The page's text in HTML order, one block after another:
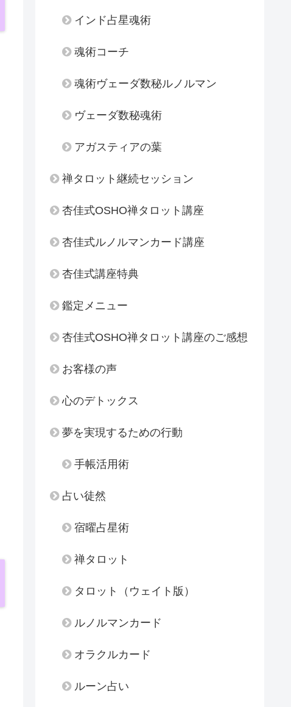
インド占星魂術
魂術コーチ
魂術ヴェーダ数秘ルノルマン
ヴェーダ数秘魂術
アガスティアの葉
禅タロット継続セッション
杏佳式OSHO禅タロット講座
杏佳式ルノルマンカード講座
杏佳式講座特典
鑑定メニュー
杏佳式OSHO禅タロット講座のご感想
お客様の声
心のデトックス
夢を実現するための行動
手帳活用術
占い徒然
宿曜占星術
禅タロット
タロット（ウェイト版）
ルノルマンカード
オラクルカード
ルーン占い